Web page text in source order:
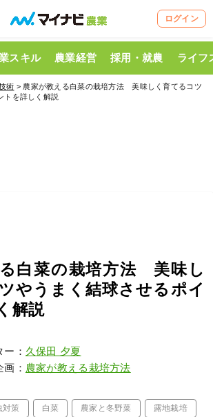
ログイン
スキル 農業経営 採用・就農 ライフ
術 > 農家が教える白菜の栽培方法 美味しく育てるコツ
トを詳しく解説
白菜の栽培方法 美味し
やうまく結球させるポイ
解説
ー： 久保田 夕夏
画： 農家が教える栽培方法
対策 白菜 農家と冬野菜 露地栽培